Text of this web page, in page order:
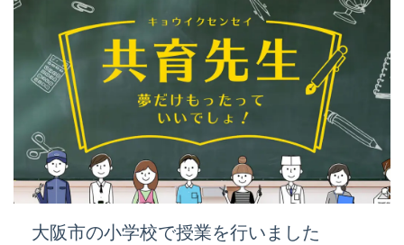
大阪市の小学校で授業を行いました